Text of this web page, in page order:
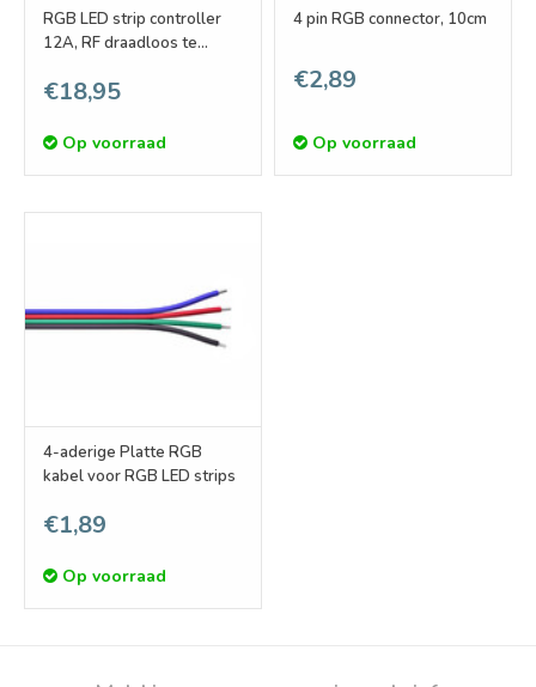
RGB LED strip controller
12A, RF draadloos te
toebehoren
€18,95
Op voorraad
4 pin RGB connector, 10cm
€2,89
Op voorraad
4-aderige Platte RGB
kabel voor RGB LED strips
€1,89
Op voorraad